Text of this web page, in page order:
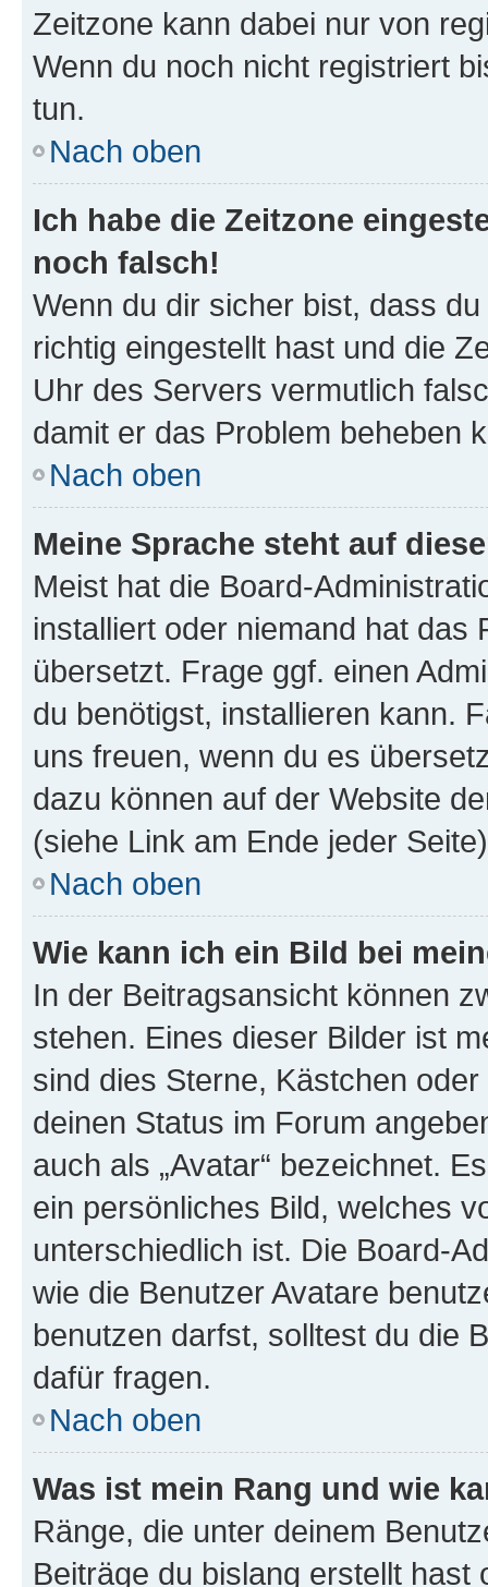
Zeitzone kann dabei nur von
Wenn du noch nicht registriert
tun.
Nach oben
Ich habe die Zeitzone
noch falsch!
Wenn du dir sicher bist, dass
richtig eingestellt hast und die
Uhr des Servers vermutlich
damit er das Problem beheben
Nach oben
Meine Sprache steht auf
Meist hat die Board-
installiert oder niemand hat das
übersetzt. Frage ggf. einen
du benötigst, installieren kann.
uns freuen, wenn du es
dazu können auf der Website
(siehe Link am Ende jeder
Nach oben
Wie kann ich ein Bild bei
In der Beitragsansicht können
stehen. Eines dieser Bilder ist
sind dies Sterne, Kästchen
deinen Status im Forum
auch als „Avatar“ bezeichnet.
ein persönliches Bild, welches
unterschiedlich ist. Die Board-
wie die Benutzer Avatare
benutzen darfst, solltest du die
dafür fragen.
Nach oben
Was ist mein Rang und wie
Ränge, die unter deinem
Beiträge du bislang erstellt